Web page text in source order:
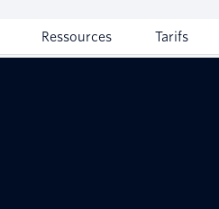
Ressources Tarifs